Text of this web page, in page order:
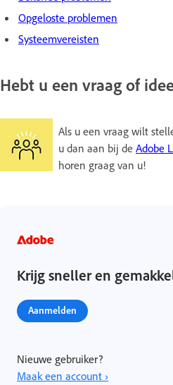
Opgeloste problemen
Systeemvereisten
Hebt u een vraag of
Als u een vraag wilt
u dan aan bij de Adobe
horen graag van u!
Krijg sneller en
Aanmelden
Nieuwe gebruiker?
Maak een account ›